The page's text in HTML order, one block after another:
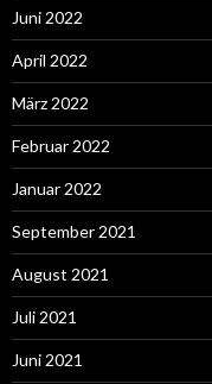
Juni 2022
April 2022
März 2022
Februar 2022
Januar 2022
September 2021
August 2021
Juli 2021
Juni 2021